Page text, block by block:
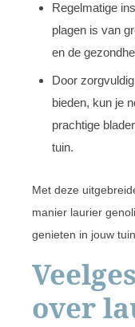
Regelmatige
plagen is van
en de
Door
bieden, kun je
prachtige
tuin.
Met deze
manier laurier
genieten in jouw tuin.
over